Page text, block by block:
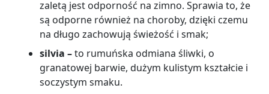
zaletą jest odporność na zimno. Sprawia to, że
są odporne również na choroby, dzięki czemu
na długo zachowują świeżość i smak;
silvia –to rumuńska odmiana śliwki, o
granatowej barwie, dużym kulistym kształcie i
soczystym smaku.